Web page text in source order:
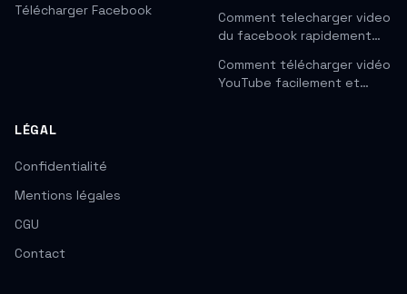
Télécharger Facebook
Comment telecharger video
du facebook rapidement…
Comment télécharger vidéo
YouTube facilement et…
LÉGAL
Confidentialité
Mentions légales
CGU
Contact